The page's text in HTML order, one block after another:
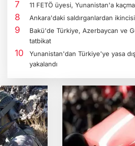
32" operasyonlarında 93
11 FETÖ üyesi, Yunanistan'a
Ankara'daki saldırganlardan
Bakü'de Türkiye, Azerbaycan ve
tatbikat
Yunanistan'dan Türkiye'ye yasa
yakalandı